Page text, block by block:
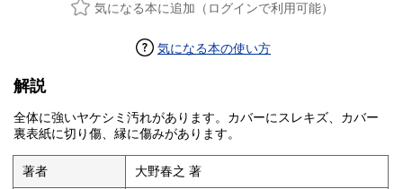
気になる本に追加（ログインで利用可能）
気になる本の使い方
解説
全体に強いヤケシミ汚れがあります。カバーにスレキズ、カバー
裏表紙に切り傷、縁に傷みがあります。
著者 大野春之 著